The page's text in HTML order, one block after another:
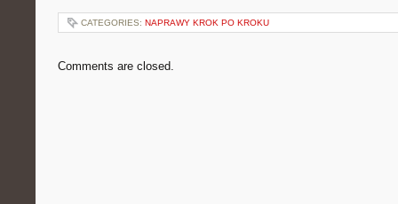
CATEGORIES: NAPRAWY KROK PO KROKU
Comments are closed.